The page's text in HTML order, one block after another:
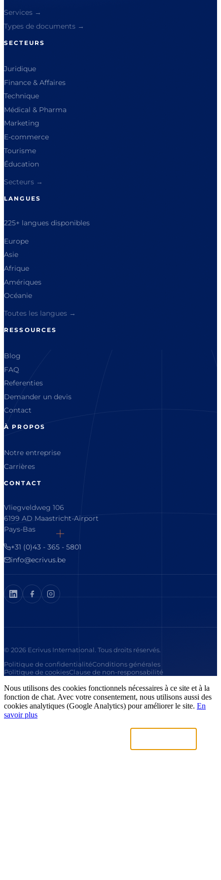
Services →
Types de documents →
SECTEURS
Juridique
Finance & Affaires
Technique
Médical & Pharma
Marketing
E-commerce
Tourisme
Éducation
Secteurs →
LANGUES
225+ langues disponibles
Europe
Asie
Afrique
Amériques
Océanie
Toutes les langues →
RESSOURCES
Blog
FAQ
Referenties
Demander un devis
Contact
À PROPOS
Notre entreprise
Carrières
CONTACT
Vliegveldweg 106
6199 AD Maastricht-Airport
Pays-Bas
+31 (0)43 - 365 - 5801
info@ecrivus.be
© 2026 Ecrivus International. Tous droits réservés.
Politique de confidentialitéConditions générales
Politique de cookiesClause de non-responsabilité
Nous utilisons des cookies fonctionnels nécessaires à ce site et à la
fonction de chat. Avec votre consentement, nous utilisons aussi des
cookies analytiques (Google Analytics) pour améliorer le site. En
savoir plus